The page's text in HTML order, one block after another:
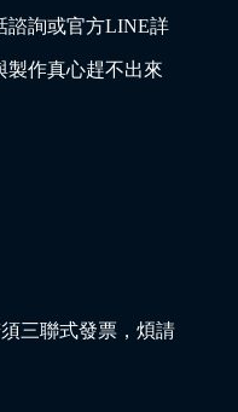
諮詢或官方LINE詳
製作真心趕不出來
三聯式發票，煩請